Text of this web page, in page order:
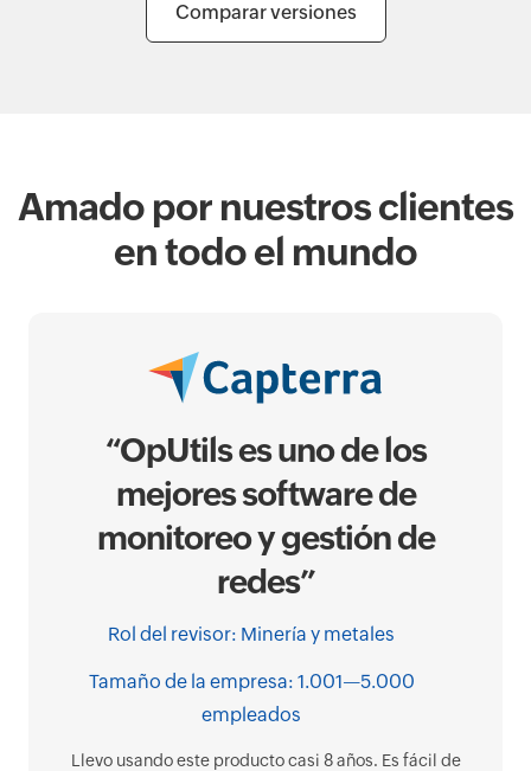
Comparar versiones
Amado por nuestros clientes
en todo el mundo
“OpUtils es uno de los
mejores software de
monitoreo y gestión de
redes”
Rol del revisor: Minería y metales
Tamaño de la empresa: 1.001—5.000
empleados
Llevo usando este producto casi 8 años. Es fácil de